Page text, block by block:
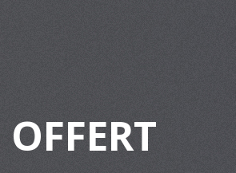
OFFERT